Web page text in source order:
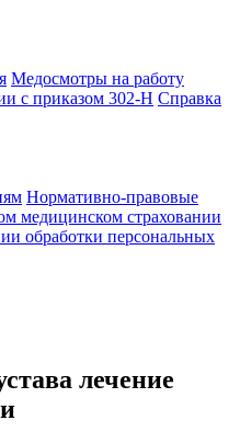
Медосмотры на работу
с приказом 302-Н Справка
Нормативно-правовые
медицинском страховании
обработки персональных
лечение